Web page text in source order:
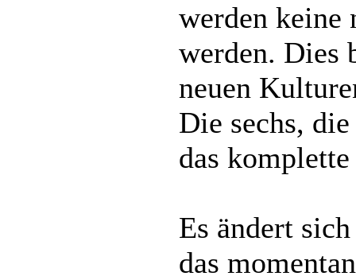
werden keine
werden. Dies
neuen
Die sechs,
das
Es ändert
das